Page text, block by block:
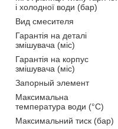
і холодної води (бар)
Вид смесителя
Гарантія на деталі
змішувача (міс)
Гарантія на корпус
змішувача (міс)
Запорный элемент
Максимальна
температура води (°C)
Максимальний тиск (бар)